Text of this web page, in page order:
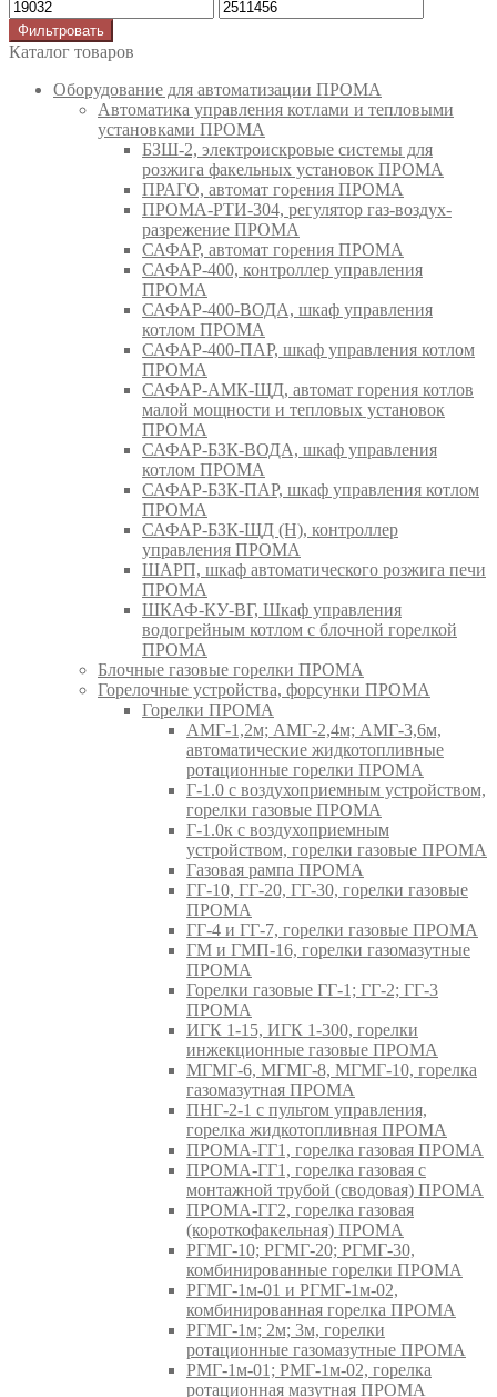
Фильтровать
Каталог товаров
Оборудование для автоматизации ПРОМА
Автоматика управления котлами и тепловыми
установками ПРОМА
БЗШ-2, электроискровые системы для
розжига факельных установок ПРОМА
ПРАГО, автомат горения ПРОМА
ПРОМА-РТИ-304, регулятор газ-воздух-
разрежение ПРОМА
САФАР, автомат горения ПРОМА
САФАР-400, контроллер управления
ПРОМА
САФАР-400-ВОДА, шкаф управления
котлом ПРОМА
САФАР-400-ПАР, шкаф управления котлом
ПРОМА
САФАР-АМК-ЩД, автомат горения котлов
малой мощности и тепловых установок
ПРОМА
САФАР-БЗК-ВОДА, шкаф управления
котлом ПРОМА
САФАР-БЗК-ПАР, шкаф управления котлом
ПРОМА
САФАР-БЗК-ЩД (Н), контроллер
управления ПРОМА
ШАРП, шкаф автоматического розжига печи
ПРОМА
ШКАФ-КУ-ВГ, Шкаф управления
водогрейным котлом с блочной горелкой
ПРОМА
Блочные газовые горелки ПРОМА
Горелочные устройства, форсунки ПРОМА
Горелки ПРОМА
АМГ-1,2м; АМГ-2,4м; АМГ-3,6м,
автоматические жидкотопливные
ротационные горелки ПРОМА
Г-1.0 с воздухоприемным устройством,
горелки газовые ПРОМА
Г-1.0к с воздухоприемным
устройством, горелки газовые ПРОМА
Газовая рампа ПРОМА
ГГ-10, ГГ-20, ГГ-30, горелки газовые
ПРОМА
ГГ-4 и ГГ-7, горелки газовые ПРОМА
ГМ и ГМП-16, горелки газомазутные
ПРОМА
Горелки газовые ГГ-1; ГГ-2; ГГ-3
ПРОМА
ИГК 1-15, ИГК 1-300, горелки
инжекционные газовые ПРОМА
МГМГ-6, МГМГ-8, МГМГ-10, горелка
газомазутная ПРОМА
ПНГ-2-1 с пультом управления,
горелка жидкотопливная ПРОМА
ПРОМА-ГГ1, горелка газовая ПРОМА
ПРОМА-ГГ1, горелка газовая с
монтажной трубой (сводовая) ПРОМА
ПРОМА-ГГ2, горелка газовая
(короткофакельная) ПРОМА
РГМГ-10; РГМГ-20; РГМГ-30,
комбинированные горелки ПРОМА
РГМГ-1м-01 и РГМГ-1м-02,
комбинированная горелка ПРОМА
РГМГ-1м; 2м; 3м, горелки
ротационные газомазутные ПРОМА
РМГ-1м-01; РМГ-1м-02, горелка
ротационная мазутная ПРОМА